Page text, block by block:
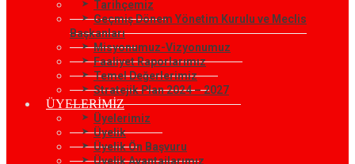
Tarihçemiz
Geçmiş Dönem Yönetim Kurulu ve Meclis
Başkanları
Misyonumuz-Vizyonumuz
Faaliyet Raporlarımız
Temel Değerlerimiz
Stratejik Plan 2024 – 2027
ÜYELERİMİZ
Üyelerimiz
Üyelik
Üyelik Ön Başvuru
Üyelik Avantajlarımız